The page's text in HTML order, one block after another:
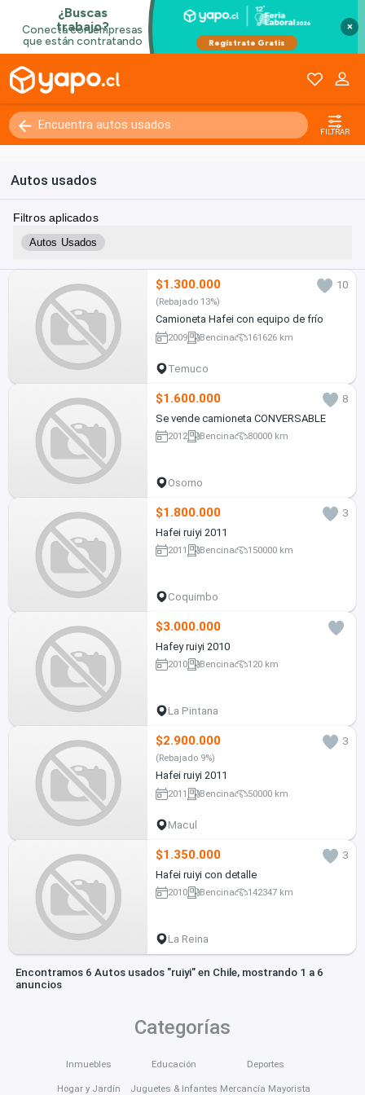
×
FILTRAR
Autos usados
Filtros aplicados
Autos Usados
$1.300.000 10
(Rebajado 13%)
Camioneta Hafei con equipo de frío
2009 Bencina 161626 km
Temuco
$1.600.000
8
Se vende camioneta CONVERSABLE
2012 Bencina 80000 km
Osorno
$1.800.000
3
Hafei ruiyi 2011
2011 Bencina 150000 km
Coquimbo
$3.000.000
Hafey ruiyi 2010
2010 Bencina 120 km
La Pintana
$2.900.000 3
(Rebajado 9%)
Hafei ruiyi 2011
2011 Bencina 50000 km
Macul
$1.350.000
3
Hafei ruiyi con detalle
2010 Bencina 142347 km
La Reina
Encontramos 6 Autos usados "ruiyi" en Chile, mostrando 1 a 6
anuncios
Categorías
Inmuebles
Hogar y Jardín
Educación
Juguetes & Infantes
Deportes
Mercancía Mayorista